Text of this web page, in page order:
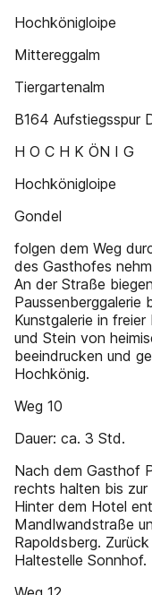
Hochkönigloipe
Mittereggalm
Tiergartenalm
B164 Aufstiegsspur
H O C H K ÖN I G
Hochkönigloipe
Gondel
folgen dem Weg
des Gasthofes
An der Straße
Paussenberggalerie
Kunstgalerie in
und Stein von
beeindrucken und
Hochkönig.
Weg 10
Dauer: ca. 3 Std.
Nach dem Gasthof
rechts halten bis zur
Hinter dem Hotel
Mandlwandstraße
Rapoldsberg.
Haltestelle Sonnhof.